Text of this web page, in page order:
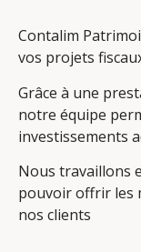
Contalim
vos projets
Grâce à une
notre équipe
investissements
Nous travaillons
pouvoir offrir les
nos clients